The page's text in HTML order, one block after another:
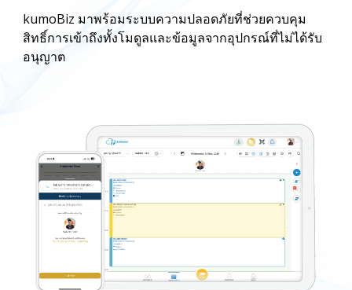
kumoBiz มาพร้อมระบบความปลอดภัยที่ช่วยควบคุม
สิทธิ์การเข้าถึงทั้งโมดูลและข้อมูลจากอุปกรณ์ที่ไม่ได้รับ
อนุญาต